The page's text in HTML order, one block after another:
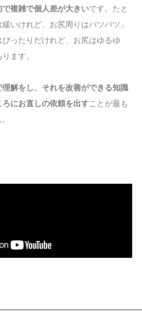
で複雑で個人差が大きいです。たと
いけれど、お尻周りはパツパツ」
ったりだけれど、お尻はゆるゆ
ます。
解をし、それを改善ができる知識
にお直しの依頼を出すことが最も